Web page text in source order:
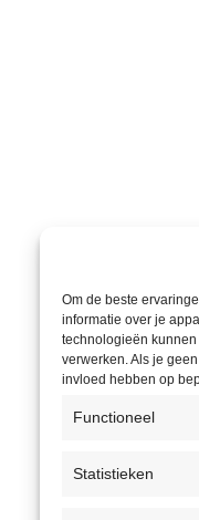
Om de beste
informatie over je
technologieën
verwerken. Als je
invloed hebben op
Functioneel
Statistieken